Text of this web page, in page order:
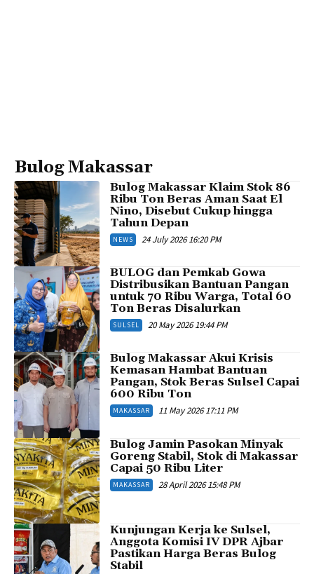
Bulog Makassar
Bulog Makassar Klaim Stok 86
Ribu Ton Beras Aman Saat El
Nino, Disebut Cukup hingga
Tahun Depan
NEWS 24 July 2026 16:20 PM
BULOG dan Pemkab Gowa
Distribusikan Bantuan Pangan
untuk 70 Ribu Warga, Total 60
Ton Beras Disalurkan
SULSEL 20 May 2026 19:44 PM
Bulog Makassar Akui Krisis
Kemasan Hambat Bantuan
Pangan, Stok Beras Sulsel Capai
600 Ribu Ton
MAKASSAR 11 May 2026 17:11 PM
Bulog Jamin Pasokan Minyak
Goreng Stabil, Stok di Makassar
Capai 50 Ribu Liter
MAKASSAR 28 April 2026 15:48 PM
Kunjungan Kerja ke Sulsel,
Anggota Komisi IV DPR Ajbar
Pastikan Harga Beras Bulog
Stabil